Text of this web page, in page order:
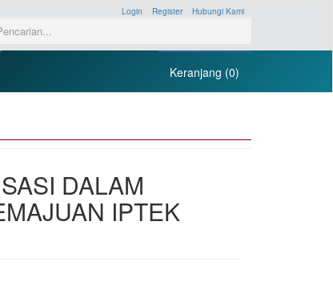
Login Register» Hubungi Kami
Keranjang (0)
DALAM
IPTEK